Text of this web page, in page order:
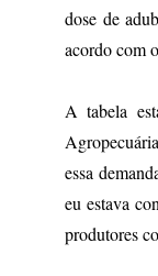
dose de
acordo com
A tabela
essa
eu estava
produtores